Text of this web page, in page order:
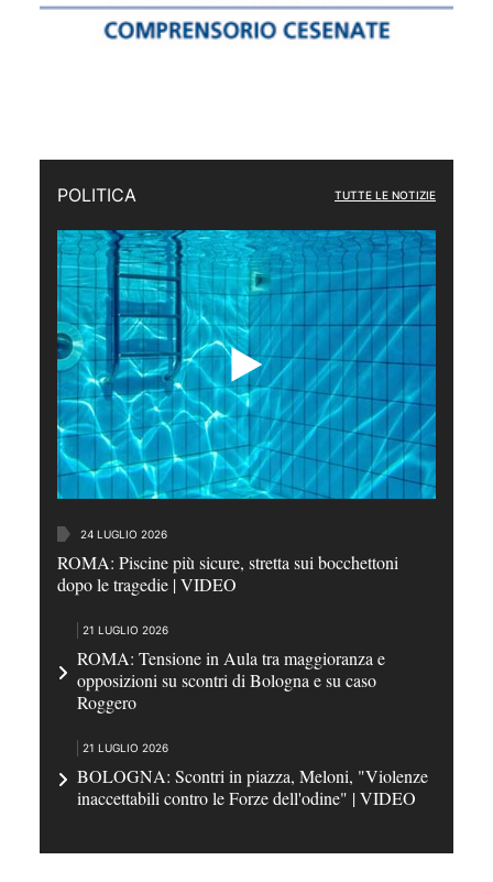
POLITICA TUTTE LE NOTIZIE
24 LUGLIO 2026
ROMA: Piscine più sicure, stretta sui bocchettoni
dopo le tragedie | VIDEO
21 LUGLIO 2026
ROMA: Tensione in Aula tra maggioranza e
opposizioni su scontri di Bologna e su caso
Roggero
21 LUGLIO 2026
BOLOGNA: Scontri in piazza, Meloni, "Violenze
inaccettabili contro le Forze dell'odine" | VIDEO